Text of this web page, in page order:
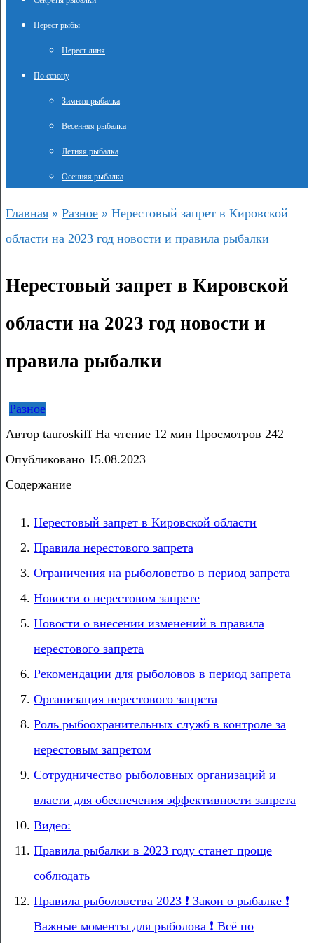
Нерест рыбы
Нерест линя
По сезону
Зимняя рыбалка
Весенняя рыбалка
Летняя рыбалка
Осенняя рыбалка
Главная » Разное » Нерестовый запрет в Кировской
области на 2023 год новости и правила рыбалки
Нерестовый запрет в Кировской
области на 2023 год новости и
правила рыбалки
Разное
Автор tauroskiff На чтение 12 мин Просмотров 242
Опубликовано 15.08.2023
Содержание
Нерестовый запрет в Кировской области
Правила нерестового запрета
Ограничения на рыболовство в период запрета
Новости о нерестовом запрете
Новости о внесении изменений в правила
нерестового запрета
Рекомендации для рыболовов в период запрета
Организация нерестового запрета
Роль рыбоохранительных служб в контроле за
нерестовым запретом
Сотрудничество рыболовных организаций и
власти для обеспечения эффективности запрета
Видео:
Правила рыбалки в 2023 году станет проще
соблюдать
Правила рыболовства 2023 ❗ Закон о рыбалке ❗
Важные моменты для рыболова ❗ Всё по